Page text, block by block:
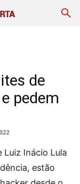
de
pedem
Luiz Inácio Lula
estão